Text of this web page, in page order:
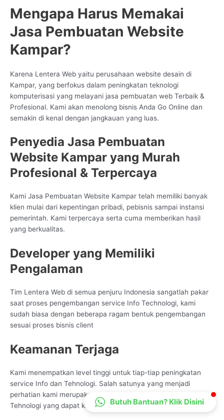
Mengapa Harus Memakai
Jasa Pembuatan Website
Kampar?
Karena Lentera Web yaitu perusahaan website desain di
Kampar, yang berfokus dalam peningkatan teknologi
komputerisasi yang melayani jasa pembuatan web Terbaik &
Profesional. Kami akan menolong bisnis Anda Go Online dan
semakin di kenal dengan jangkauan yang luas.
Penyedia Jasa Pembuatan
Website Kampar yang Murah
Profesional & Terpercaya
Kami Jasa Pembuatan Website Kampar telah memiliki banyak
klien mulai dari kepentingan pribadi, pebisnis sampai instansi
pemerintah. Kami terpercaya serta cuma memberikan hasil
yang berkualitas.
Developer yang Memiliki
Pengalaman
Tim Lentera Web di semua penjuru Indonesia sangatlah pakar
saat proses pengembangan service Info Technologi, kami
sudah biasa dengan beberapa ragam bentuk pengembangan
sesuai proses bisnis client
Keamanan Terjaga
Kami menempatkan level tinggi untuk tiap-tiap peningkatan
service Info dan Tehnologi. Salah satunya yang menjadi
perhatian kami merupakan dari sudut keamanan service Data
Tehnologi yang dapat kami setarakan dengan keperluan client.
CS Lenteraweb
Online
Butuh Bantuan? Klik Disini